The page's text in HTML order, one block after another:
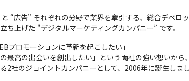
“広告” それぞれの分野で業界を牽引する、総合デベ
ち上げた "デジタルマーケティングカンパニー” です。
プロモーションに革新を起こしたい」
最高の出会いを創出したい」という両社の強い想いから、
2社のジョイントカンパニーとして、2006年に誕生しまし